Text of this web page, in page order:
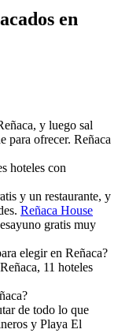
en
y luego sal
para ofrecer. Reñaca
hoteles con
y un restaurante, y
Reñaca House
gratis muy
elegir en Reñaca?
11 hoteles
de todo lo que
y Playa El